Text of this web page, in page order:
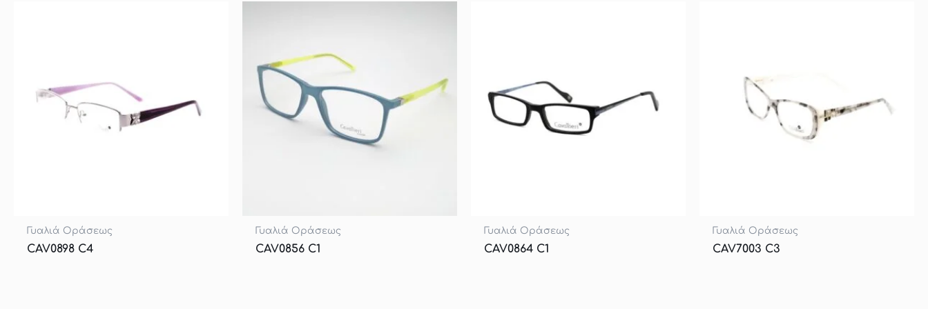
Γυαλιά Οράσεως
CAV0898 C4
Γυαλιά Οράσεως
CAV0856 C1
Γυαλιά Οράσεως
CAV0864 C1
Γυαλιά Οράσεως
CAV7003 C3